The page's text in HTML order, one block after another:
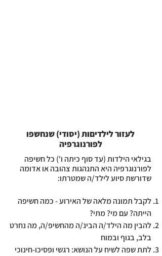
לעזור לילדיםות (יסודי) שנחשפו
לפורנוגרפיה
בגילאי הילדות (עד סוף כיתה ו') כל חשיפה
לפורנוגרפיה היא התנהגות צהובה או אדומה
שדורשת סיוע לילד/ה שמטרתו:
לקבל תמונה מלאה של האירוע - כמה חשיפה
הייתה? עם מי? מתי?
להבין מה הילד/ה הבינ/ה מהחשיפ/ה, מה נחרט
בלב, בגוף ובמוח
לתת שפה לשיח על הנושא: רגשי ופסיכו-חינוכי